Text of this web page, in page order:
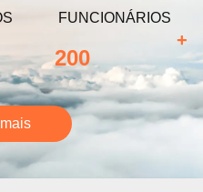
FUNCIONÁRIOS
200
+